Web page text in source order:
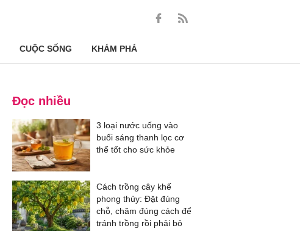
CUỘC SỐNG KHÁM PHÁ
Đọc nhiều
3 loại nước uống vào
buổi sáng thanh lọc cơ
thể tốt cho sức khỏe
Cách trồng cây khế
phong thủy: Đặt đúng
chỗ, chăm đúng cách để
tránh trồng rồi phải bỏ